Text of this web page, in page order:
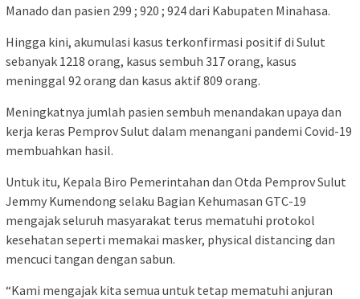
Manado dan pasien 299 ; 920 ; 924 dari Kabupaten Minahasa.
Hingga kini, akumulasi kasus terkonfirmasi positif di Sulut
sebanyak 1218 orang, kasus sembuh 317 orang, kasus
meninggal 92 orang dan kasus aktif 809 orang.
Meningkatnya jumlah pasien sembuh menandakan upaya dan
kerja keras Pemprov Sulut dalam menangani pandemi Covid-19
membuahkan hasil.
Untuk itu, Kepala Biro Pemerintahan dan Otda Pemprov Sulut
Jemmy Kumendong selaku Bagian Kehumasan GTC-19
mengajak seluruh masyarakat terus mematuhi protokol
kesehatan seperti memakai masker, physical distancing dan
mencuci tangan dengan sabun.
“Kami mengajak kita semua untuk tetap mematuhi anjuran